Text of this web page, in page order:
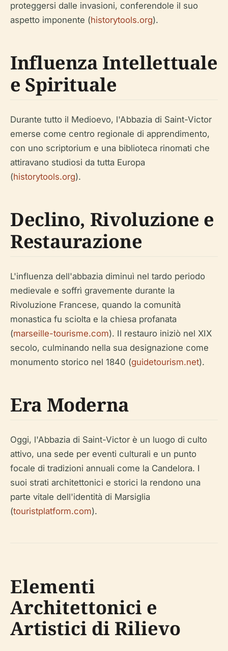
proteggersi dalle invasioni, conferendole il suo
aspetto imponente (historytools.org).
Influenza Intellettuale
e Spirituale
Durante tutto il Medioevo, l'Abbazia di Saint-Victor
emerse come centro regionale di apprendimento,
con uno scriptorium e una biblioteca rinomati che
attiravano studiosi da tutta Europa
(historytools.org).
Declino, Rivoluzione e
Restaurazione
L'influenza dell'abbazia diminuì nel tardo periodo
medievale e soffrì gravemente durante la
Rivoluzione Francese, quando la comunità
monastica fu sciolta e la chiesa profanata
(marseille-tourisme.com). Il restauro iniziò nel XIX
secolo, culminando nella sua designazione come
monumento storico nel 1840 (guidetourism.net).
Era Moderna
Oggi, l'Abbazia di Saint-Victor è un luogo di culto
attivo, una sede per eventi culturali e un punto
focale di tradizioni annuali come la Candelora. I
suoi strati architettonici e storici la rendono una
parte vitale dell'identità di Marsiglia
(touristplatform.com).
Elementi
Architettonici e
Artistici di Rilievo